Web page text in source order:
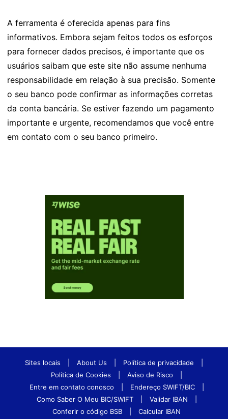
A ferramenta é oferecida apenas para fins
informativos. Embora sejam feitos todos os esforços
para fornecer dados precisos, é importante que os
usuários saibam que este site não assume nenhuma
responsabilidade em relação à sua precisão. Somente
o seu banco pode confirmar as informações corretas
da conta bancária. Se estiver fazendo um pagamento
importante e urgente, recomendamos que você entre
em contato com o seu banco primeiro.
Sites locais About Us Política de privacidade
Política de Cookies
Aviso de Risco
Entre em contato conosco
Endereço SWIFT/BIC
Como Saber O Meu BIC/SWIFT
Validar IBAN
Conferir o código BSB
Calcular IBAN